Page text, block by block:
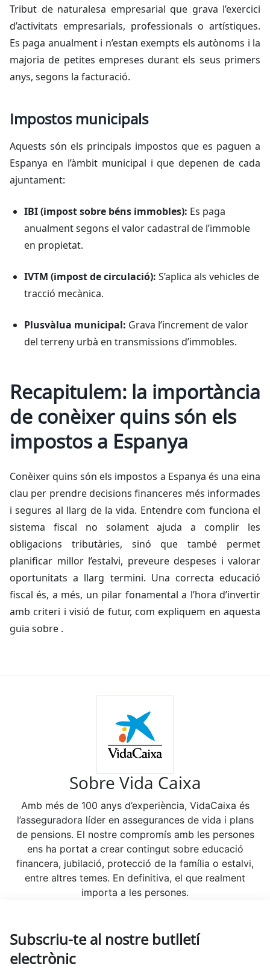
Tribut de naturalesa empresarial que grava l’exercici
d’activitats empresarials, professionals o artístiques.
Es paga anualment i n’estan exempts els autònoms i la
majoria de petites empreses durant els seus primers
anys, segons la facturació.
Impostos municipals
Aquests són els principals impostos que es paguen a
Espanya en l’àmbit municipal i que depenen de cada
ajuntament:
IBI (impost sobre béns immobles): Es paga
anualment segons el valor cadastral de l’immoble
en propietat.
IVTM (impost de circulació): S’aplica als vehicles de
tracció mecànica.
Plusvàlua municipal: Grava l’increment de valor
del terreny urbà en transmissions d’immobles.
Recapitulem: la importància
de conèixer quins són els
impostos a Espanya
Conèixer quins són els impostos a Espanya és una eina
clau per prendre decisions financeres més informades
i segures al llarg de la vida. Entendre com funciona el
sistema fiscal no solament ajuda a complir les
obligacions tributàries, sinó que també permet
planificar millor l’estalvi, preveure despeses i valorar
oportunitats a llarg termini. Una correcta educació
fiscal és, a més, un pilar fonamental a l’hora d’invertir
amb criteri i visió de futur, com expliquem en aquesta
guia sobre .
Sobre Vida Caixa
Amb més de 100 anys d’experiència, VidaCaixa és
l’asseguradora líder en assegurances de vida i plans
de pensions. El nostre compromís amb les persones
ens ha portat a crear contingut sobre educació
financera, jubilació, protecció de la família o estalvi,
entre altres temes. En definitiva, el que realment
importa a les persones.
Subscriu-te al nostre butlletí
electrònic